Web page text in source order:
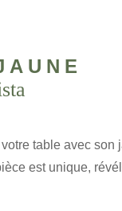
table avec son
est unique,